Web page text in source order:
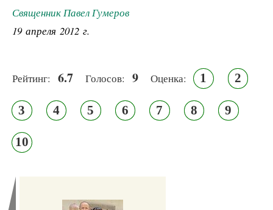
Священник Павел Гумеров
19 апреля 2012 г.
Рейтинг: 6.7 Голосов: 9 Оценка: 1 2
3 4 5 6 7 8 9
10